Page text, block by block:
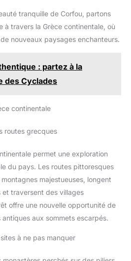
2
à
côté du panier grâce à deux sangles.
rangements organisés – Deux chaînes
l’ouverture accidentelle. Des
la vaisselle en place. Un cadeau
Noël, la fête des mères ou des pères.
tranquille de Corfou, partons
à travers la Grèce continentale, où
nouveaux paysages enchanteurs.
: partez à la
des Cyclades
continentale
routes grecques
permet une exploration
du pays. Les routes pittoresques
majestueuses, longent
traversent des villages
offre une nouvelle opportunité de
aux sommets escarpés.
à ne pas manquer